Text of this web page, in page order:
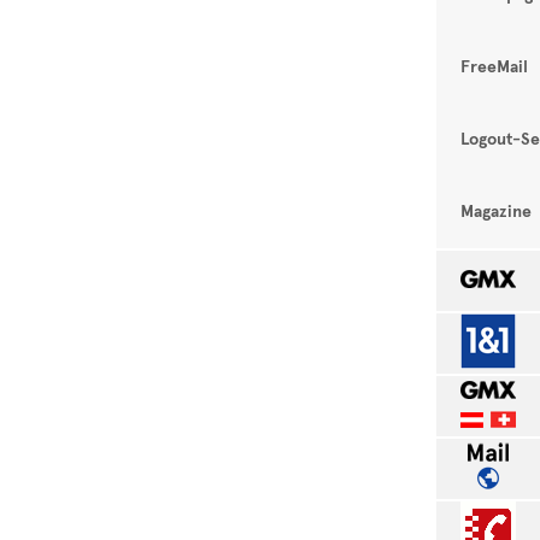
FreeMail
Logout-
Magazine